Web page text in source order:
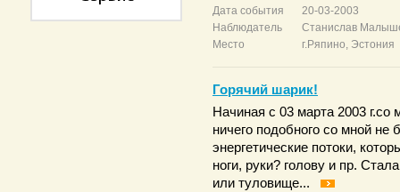
Дата события
20-03-2003
Наблюдатель
Станислав
Место
г.Ряпино, Эстония
Горячий шарик!
Начиная с 03 марта 2003 г.со
ничего подобного со мной
энергетические потоки,
ноги, руки? голову и пр.
или туловище...